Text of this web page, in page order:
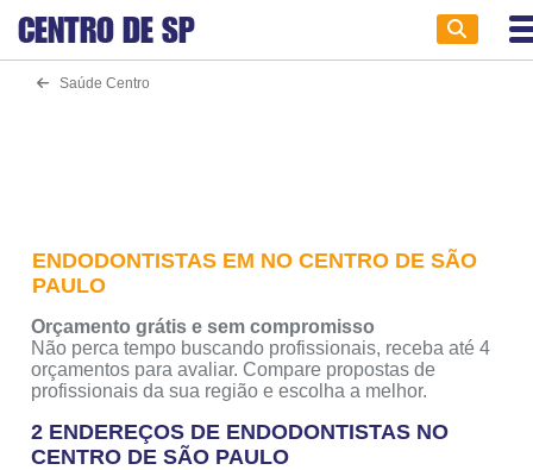
CENTRO DE SP
Saúde Centro
ENDODONTISTAS EM NO CENTRO DE SÃO
PAULO
Orçamento grátis e sem compromisso
Não perca tempo buscando profissionais, receba até 4
orçamentos para avaliar. Compare propostas de
profissionais da sua região e escolha a melhor.
2 ENDEREÇOS DE ENDODONTISTAS NO
CENTRO DE SÃO PAULO